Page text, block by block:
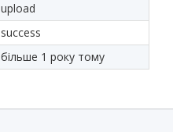
upload
success
більше 1 року тому